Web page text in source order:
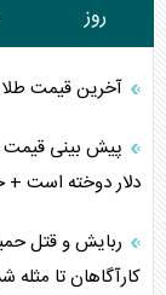
روز
آخرین قیمت طلا امروز شنبه ۱۷
دلار دوخته است
ربایش و قتل
کارآگاهان تا مثله